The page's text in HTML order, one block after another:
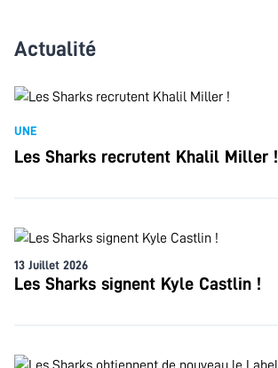
Actualité
UNE
Les Sharks recrutent Khalil Miller !
13 Juillet 2026
Les Sharks signent Kyle Castlin !